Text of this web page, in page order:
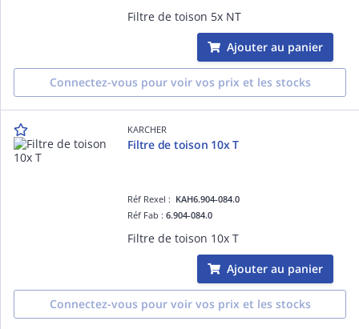
Filtre de toison 5x NT
Ajouter au panier
Connectez-vous pour voir vos prix et les stocks
KARCHER
Filtre de toison 10x T
Réf Rexel : KAH6.904-084.0
Réf Fab :6.904-084.0
Filtre de toison 10x T
Ajouter au panier
Connectez-vous pour voir vos prix et les stocks